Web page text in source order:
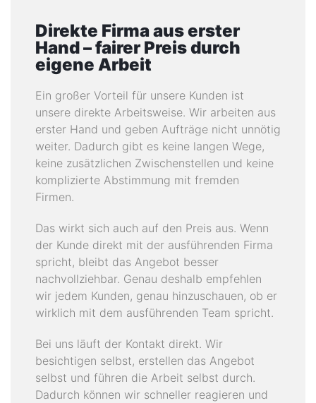
Direkte Firma aus erster
Hand – fairer Preis durch
eigene Arbeit
Ein großer Vorteil für unsere Kunden ist
unsere direkte Arbeitsweise. Wir arbeiten aus
erster Hand und geben Aufträge nicht unnötig
weiter. Dadurch gibt es keine langen Wege,
keine zusätzlichen Zwischenstellen und keine
komplizierte Abstimmung mit fremden
Firmen.
Das wirkt sich auch auf den Preis aus. Wenn
der Kunde direkt mit der ausführenden Firma
spricht, bleibt das Angebot besser
nachvollziehbar. Genau deshalb empfehlen
wir jedem Kunden, genau hinzuschauen, ob er
wirklich mit dem ausführenden Team spricht.
Bei uns läuft der Kontakt direkt. Wir
besichtigen selbst, erstellen das Angebot
selbst und führen die Arbeit selbst durch.
Dadurch können wir schneller reagieren und